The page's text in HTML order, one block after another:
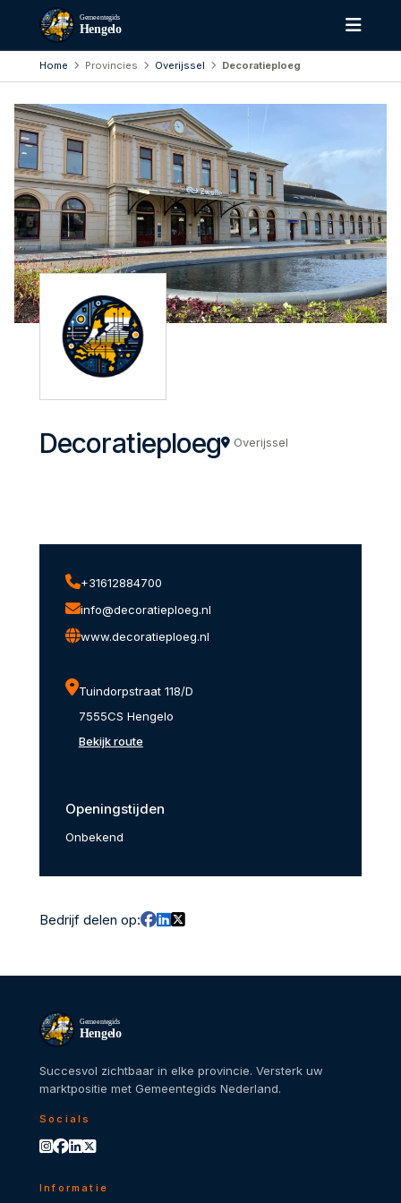
Gemeentegids
Hengelo
Home Provincies Overijssel Decoratieploeg
Decoratieploeg Overijssel
+31612884700
info@decoratieploeg.nl
www.decoratieploeg.nl
Tuindorpstraat 118/D
7555CS Hengelo
Bekijk route
Openingstijden
Onbekend
Bedrijf delen op:
Gemeentegids
Hengelo
Succesvol zichtbaar in elke provincie. Versterk uw
marktpositie met Gemeentegids Nederland.
Socials
Informatie